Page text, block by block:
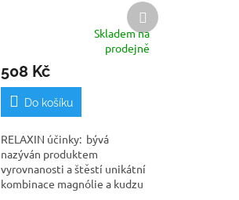
produktu
je
z
hvězdiček.
Skladem na
prodejně
508 Kč
Do košíku
RELAXIN účinky: bývá
nazýván produktem
vyrovnanosti a štěstí unikátní
kombinace magnólie a kudzu
Další
produkt